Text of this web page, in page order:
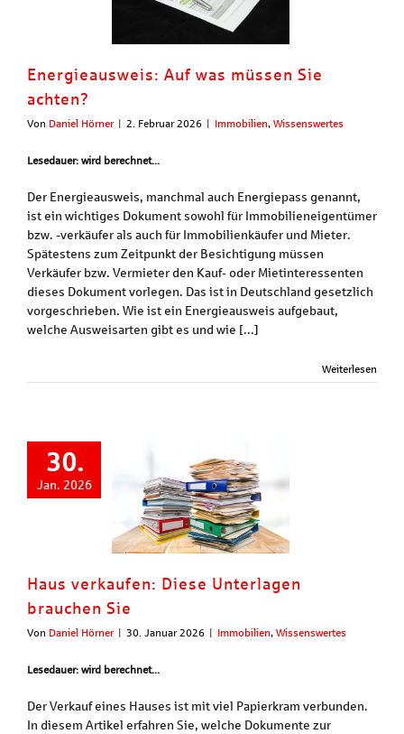
Energieausweis: Auf was müssen Sie
achten?
Von Daniel Hörner | 2. Februar 2026 | Immobilien, Wissenswertes
Lesedauer: wird berechnet...
Der Energieausweis, manchmal auch Energiepass genannt,
ist ein wichtiges Dokument sowohl für Immobilieneigentümer
bzw. -verkäufer als auch für Immobilienkäufer und Mieter.
Spätestens zum Zeitpunkt der Besichtigung müssen
Verkäufer bzw. Vermieter den Kauf- oder Mietinteressenten
dieses Dokument vorlegen. Das ist in Deutschland gesetzlich
vorgeschrieben. Wie ist ein Energieausweis aufgebaut,
welche Ausweisarten gibt es und wie [...]
Weiterlesen
30.
Jan. 2026
Haus verkaufen: Diese Unterlagen
brauchen Sie
Von Daniel Hörner | 30. Januar 2026 | Immobilien, Wissenswertes
Lesedauer: wird berechnet...
Der Verkauf eines Hauses ist mit viel Papierkram verbunden.
In diesem Artikel erfahren Sie, welche Dokumente zur